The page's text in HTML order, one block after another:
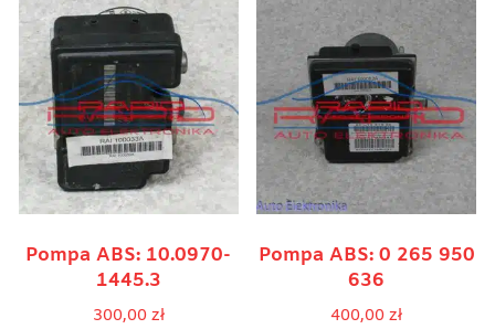
Pompa ABS: 10.0970-
1445.3
300,00 zł
Pompa ABS: 0 265 950
636
400,00zł